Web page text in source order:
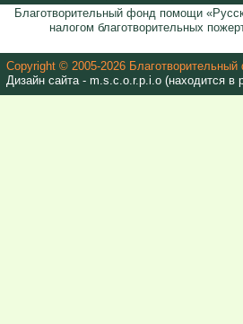
Благотворительный фонд помощи
налогом благотворительных
Copyright © 2005-2026
Дизайн сайта - m.s.c.o.r.p.i.o (находится в